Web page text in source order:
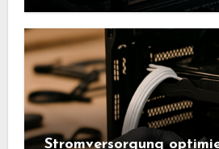
Stromversorgung